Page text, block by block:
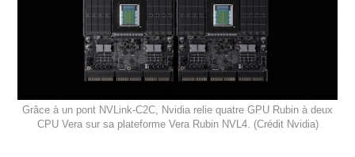
Grâce à un pont NVLink-C2C, Nvidia relie quatre GPU Rubin à deux
CPU Vera sur sa plateforme Vera Rubin NVL4. (Crédit Nvidia)